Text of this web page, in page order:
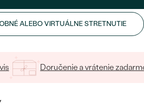
ALEBO VIRTUÁLNE STRETNUTIE
Doručenie a vrátenie